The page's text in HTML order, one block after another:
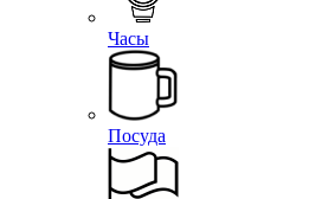
Часы
Посуда